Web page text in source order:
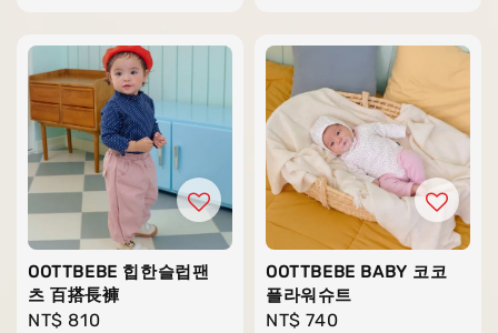
OOTTBEBE 힙한슬럽팬
츠 百搭長褲
Regular
NT$ 810
OOTTBEBE BABY 코코
플라워슈트
Regular
NT$ 740